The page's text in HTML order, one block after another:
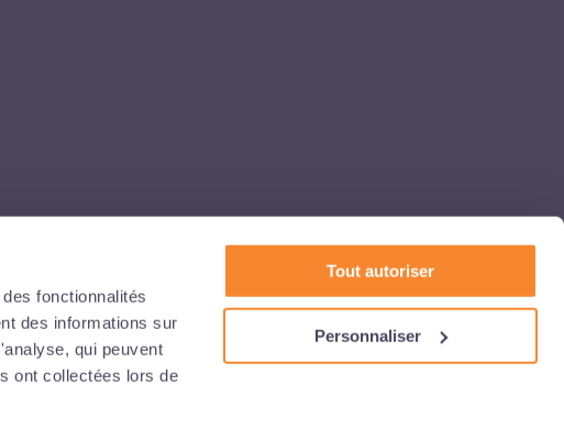
fonctionnalités
des informations sur
qui peuvent
ont collectées lors de
Tout autoriser
Personnaliser